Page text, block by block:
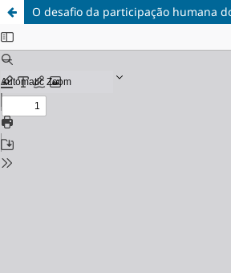
O desafio da participação humana